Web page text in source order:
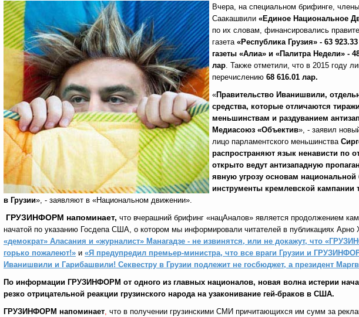
Вчера, на специальном брифинге,
Саакашвили «Единое Национальное
по их словам, финансировались
газета «Республика Грузия» - 63
газеты «Алиа» и «Палитра Недели» -
лар. Также отметили, что в 2015 году
перечислению 68 616.01 лар.
«Правительство Иванишвили,
средства, которые отличаются
меньшинствам и раздуванием
Медиасоюз «Объектив», - заявил
лицо парламентского меньшинства
распространяют язык ненависти
открыто ведут антизападную
явную угрозу основам национальной
инструменты кремлевской кампании
в Грузии», - заявляют в «Национальном движении».
ГРУЗИНФОРМ напоминает, что вчерашний брифинг «нацАналов» является продолжением
начатой по указанию Госдепа США, о котором мы информировали читателей в публикациях Арно
«демократ» Аласания и «журналист» Манагадзе - не извинятся, или не докажут, что
горько пожалеют!» и «Я предупредил премьер-министра, что все враги Грузии и
Иванишвили и Гарибашвили! Секвестру в Грузии подлежит не госбюджет, а президент
По информации ГРУЗИНФОРМ от одного из главных националов, новая волна истерии
резко отрицательной реакции грузинского народа на узаконивание гей-браков в США.
ГРУЗИНФОРМ напоминает, что в получении грузинскими СМИ причитающихся им сумм за